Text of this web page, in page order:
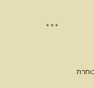
* * *